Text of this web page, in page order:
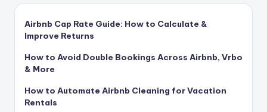
Airbnb Cap Rate Guide: How to Calculate &
Improve Returns
How to Avoid Double Bookings Across Airbnb, Vrbo
& More
How to Automate Airbnb Cleaning for Vacation
Rentals